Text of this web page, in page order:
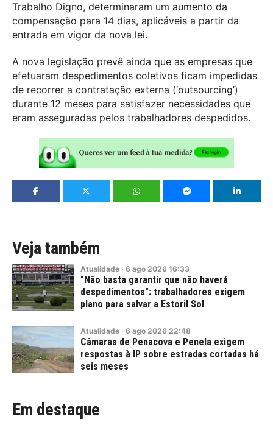
Trabalho Digno, determinaram um aumento da
compensação para 14 dias, aplicáveis a partir da
entrada em vigor da nova lei.
A nova legislação prevê ainda que as empresas que
efetuaram despedimentos coletivos ficam impedidas
de recorrer a contratação externa (‘outsourcing’)
durante 12 meses para satisfazer necessidades que
eram asseguradas pelos trabalhadores despedidos.
Veja também
Atualidade · 6 ago 2026 16:33
"Não basta garantir que não haverá
despedimentos": trabalhadores exigem
plano para salvar a Estoril Sol
Atualidade · 6 ago 2026 22:48
Câmaras de Penacova e Penela exigem
respostas à IP sobre estradas cortadas há
seis meses
Em destaque